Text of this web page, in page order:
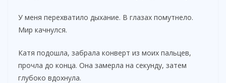
У меня перехватило дыхание. В глазах помутнело.
Мир качнулся.
Катя подошла, забрала конверт из моих пальцев,
прочла до конца. Она замерла на секунду, затем
глубоко вдохнула.